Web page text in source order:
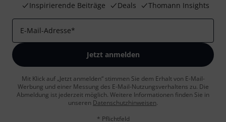
Inspirierende Beiträge
Deals Thomann Insights
E-Mail-Adresse*
Jetzt anmelden
Mit Klick auf „Jetzt anmelden“ stimmen Sie dem Erhalt von E-Mail-
Werbung und einer Messung des E-Mail-Nutzungsverhaltens zu. Die
Abmeldung ist jederzeit möglich. Weitere Informationen finden Sie in
unseren Datenschutzhinweisen.
* Pflichtfeld